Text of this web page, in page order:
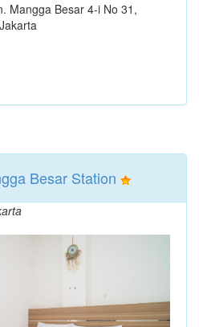
Mangga Besar 4-i No 31,
Besar Station